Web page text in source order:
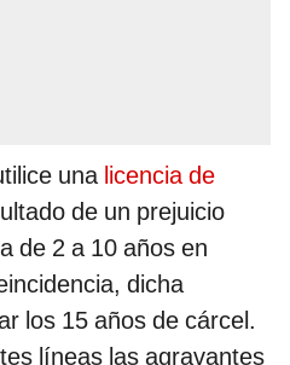
una licencia de
de un prejuicio
de 2 a 10 años en
dicha
los 15 años de cárcel.
líneas las agravantes